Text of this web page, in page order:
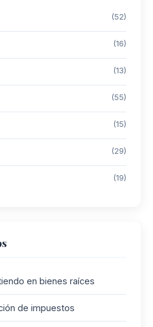
(52)
(16)
(13)
(55)
(15)
(29)
(19)
en bienes raíces
de impuestos